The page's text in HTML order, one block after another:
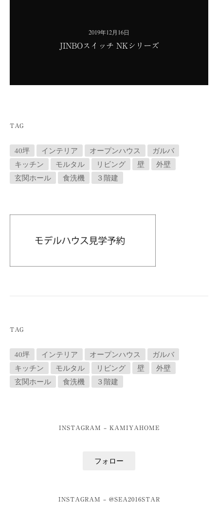
2019年12月16日
JINBOスイッチ NKシリーズ
TAG
40坪 インテリア オープンハウス
ガルバ
キッチン
モルタル リビング 壁
外壁
玄関ホール
食洗機 ３階建
TAG
40坪 インテリア オープンハウス
ガルバ
キッチン
モルタル リビング 壁
外壁
玄関ホール
食洗機 ３階建
INSTAGRAM – KAMIYAHOME
フォロー
INSTAGRAM – @SEA2016STAR